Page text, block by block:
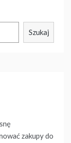
Szukaj
zakupy do